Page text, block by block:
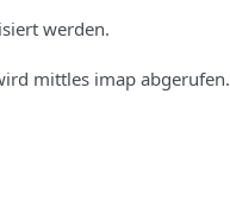
werden.
mittles imap abgerufen.